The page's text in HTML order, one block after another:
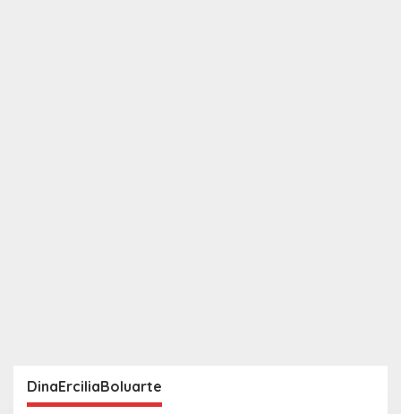
DinaErciliaBoluarte